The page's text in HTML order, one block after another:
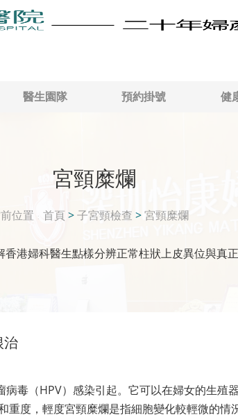
醫生園隊 預約掛號 健
宮頸糜爛
位置 首頁>子宮頸檢查 >宮頸糜爛
港婦科醫生點樣分辨正常柱狀上皮異位與真
治
毒（HPV）感染引起。它可以在婦女的生殖
度，輕度宮頸糜爛是指細胞變化較輕微的情